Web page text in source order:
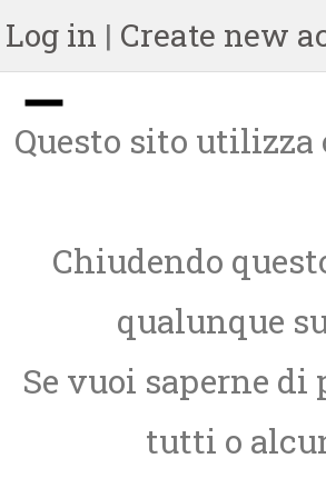
Log in | Create new
Questo sito
Chiudendo
qualunque
Se vuoi saperne
tutti o